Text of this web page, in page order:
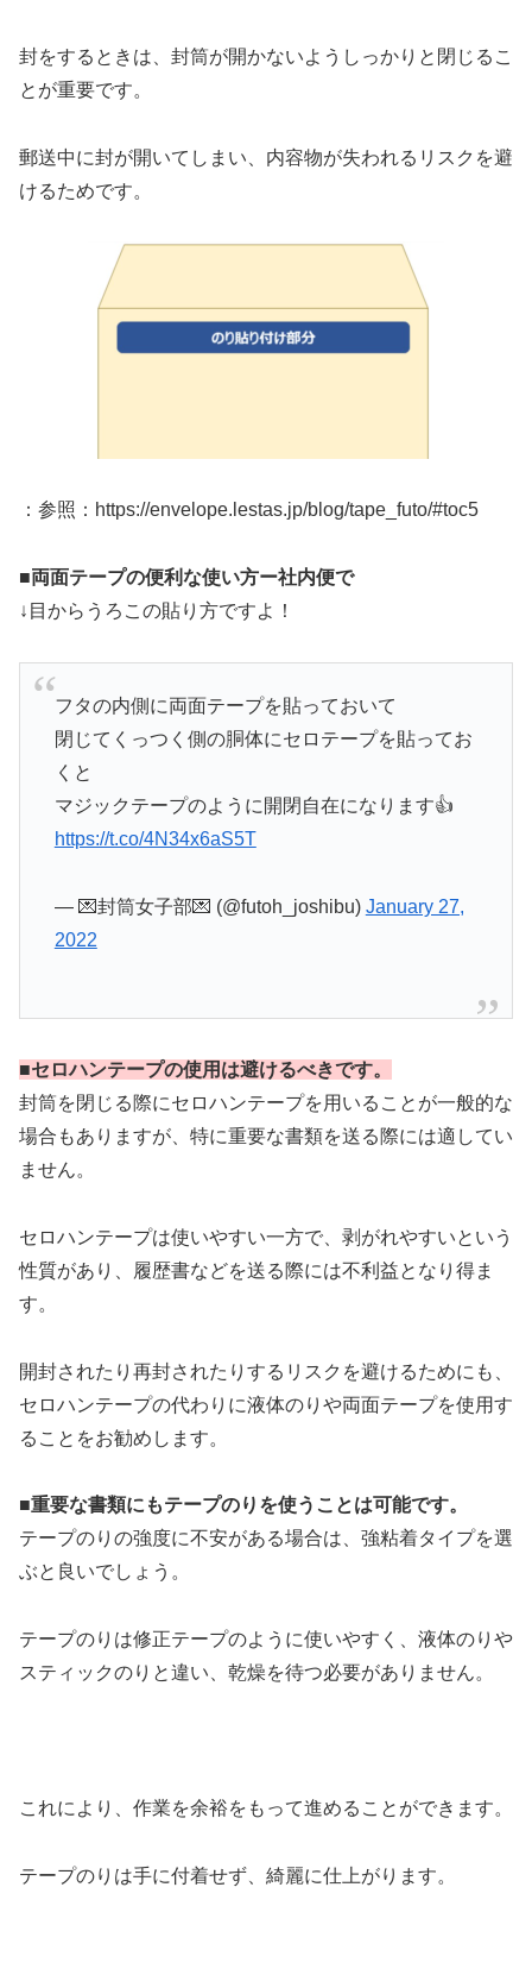
封をするときは、封筒が開かないようしっかりと閉じるこ
とが重要です。
郵送中に封が開いてしまい、内容物が失われるリスクを避
けるためです。
：参照：https://envelope.lestas.jp/blog/tape_futo/#toc5
■両面テープの便利な使い方ー社内便で
↓目からうろこの貼り方ですよ！
フタの内側に両面テープを貼っておいて
閉じてくっつく側の胴体にセロテープを貼ってお
くと
マジックテープのように開閉自在になります👍
https://t.co/4N34x6aS5T
— 💌封筒女子部💌 (@futoh_joshibu) January 27,
2022
■セロハンテープの使用は避けるべきです。
封筒を閉じる際にセロハンテープを用いることが一般的な
場合もありますが、特に重要な書類を送る際には適してい
ません。
セロハンテープは使いやすい一方で、剥がれやすいという
性質があり、履歴書などを送る際には不利益となり得ま
す。
開封されたり再封されたりするリスクを避けるためにも、
セロハンテープの代わりに液体のりや両面テープを使用す
ることをお勧めします。
■重要な書類にもテープのりを使うことは可能です。
テープのりの強度に不安がある場合は、強粘着タイプを選
ぶと良いでしょう。
テープのりは修正テープのように使いやすく、液体のりや
スティックのりと違い、乾燥を待つ必要がありません。
これにより、作業を余裕をもって進めることができます。
テープのりは手に付着せず、綺麗に仕上がります。